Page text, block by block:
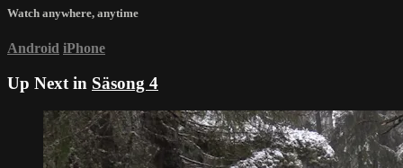
Watch anywhere, anytime
Android iPhone
Up Next in Säsong 4